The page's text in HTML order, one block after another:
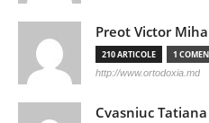
Preot Victor
210 ARTICOLE 1
http://www.ortodoxia.md
Cvasniuc Tatiana